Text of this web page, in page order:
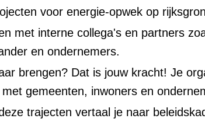
voor energie-opwek op
met interne collega's en partners
en ondernemers.
brengen? Dat is jouw kracht! Je
gemeenten, inwoners en
trajecten vertaal je naar